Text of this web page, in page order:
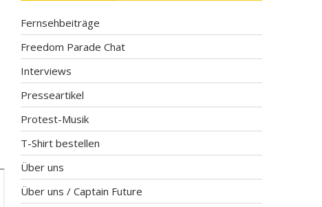
Fernsehbeiträge
Freedom Parade Chat
Interviews
Presseartikel
Protest-Musik
T-Shirt bestellen
Über uns
Über uns / Captain Future